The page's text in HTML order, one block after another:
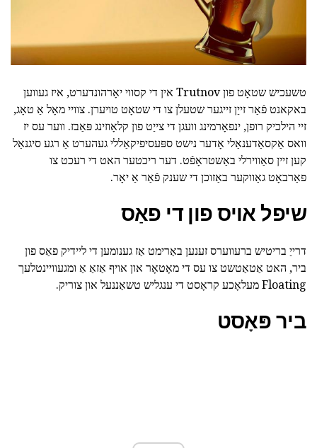
טשעכיש שטאָט פון Trutnov אין די קסווי יאָרהונדערט, איז געווען
באקאנט פֿאַר זייַן זייגער שטעלן צו די שטאָט טויערן. צוויי מאָל אַ טאָג,
זיי הילכיק רופן, ינפאָרמינג וועגן די צייַט פון קלאָוזינג פּאַבז. ווער עס יז
וואס אַקסאַדענאַלי אָדער נישט ספּעסיפיקאַללי געהערט אַ רגע סיגנאַל
קען זיין סאַווירלי באַשטראָפֿט. דער ריכטער האט די רעכט צו
פאַרבאָט גאַווקער באַזוכן די שענק פֿאַר אַ יאָר.
שיפל אויס פון די פאַס
דרייַ בריטיש ברעווערס זענען באַרימט אַז גענומען די ליידיק פאַס פון
ביר, האט אַטאַטשט צו עס די מאָטאָר און אויף אַזאַ אַ ומגעוויינטלעך
Floating מעלאָכע קראָסט די ענגליש טשאַננעל און צוריק.
ביר פּאָסט